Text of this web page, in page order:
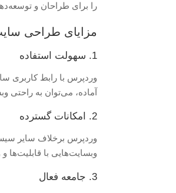
را برای طراحان و
مزایای طراحی
1. سهولت استفاده
وردپرس با رابط کاربری
آماده، می‌توان به راحتی
2. امکانات گسترده
وردپرس برخلاف سایر
وبسایت‌هایی با قابلیت‌ها
3. جامعه فعال